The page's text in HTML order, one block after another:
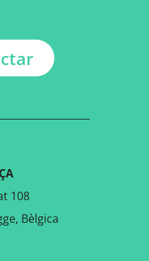
108
Bèlgica